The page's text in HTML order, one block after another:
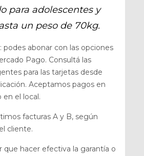
para adolescentes y
un peso de 70kg.
podes abonar con las opciones
Pago. Consultá las
para las tarjetas desde
Aceptamos pagos en
el local.
facturas A y B, según
cliente.
que hacer efectiva la garantía o